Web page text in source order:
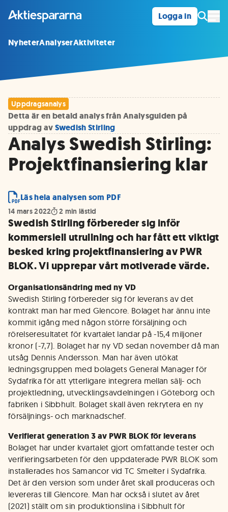
Logga in
NyheterAnalyserAktiviteter
Uppdragsanalys
Detta är en betald analys från Analysguiden på
uppdrag avSwedish Stirling
Analys Swedish Stirling:
Projektfinansiering klar
Läs hela analysen som PDF
14 mars 2022 2 min lästid
Swedish Stirling förbereder sig inför
kommersiell utrullning och har fått ett viktigt
besked kring projektfinansiering av PWR
BLOK. Vi upprepar vårt motiverade värde.
Organisationsändring med ny VD
Swedish Stirling förbereder sig för leverans av det
kontrakt man har med Glencore. Bolaget har ännu inte
kommit igång med någon större försäljning och
rörelseresultatet för kvartalet landar på -15,4 miljoner
kronor (-7,7). Bolaget har ny VD sedan november då man
utsåg Dennis Andersson. Man har även utökat
ledningsgruppen med bolagets General Manager för
Sydafrika för att ytterligare integrera mellan sälj- och
projektledning, utvecklingsavdelningen i Göteborg och
fabriken i Sibbhult. Bolaget skall även rekrytera en ny
försäljnings- och marknadschef.
Verifierat generation 3 av PWR BLOK för leverans
Bolaget har under kvartalet gjort omfattande tester och
verifieringsarbeten för den uppdaterade PWR BLOK som
installerades hos Samancor vid TC Smelter i Sydafrika.
Det är den version som under året skall produceras och
levereras till Glencore. Man har också i slutet av året
(2021) ställt om sin produktionslina i Sibbhult för